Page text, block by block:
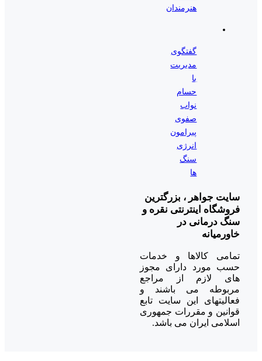
هنرمندان
گفتگوی
مدیریت
با
حسام
نواب
صفوی
پیرامون
انرژی
سنگ
ها
سایت جواهر ، بزرگترین
فروشگاه اینترنتی نقره و
سنگ درمانی در
خاورمیانه
تمامی کالاها و خدمات
حسب مورد دارای مجوز
های لازم از مراجع
مربوطه می باشند و
فعالیتهای این سایت تابع
قوانین و مقررات جمهوری
اسلامی ایران می باشد.